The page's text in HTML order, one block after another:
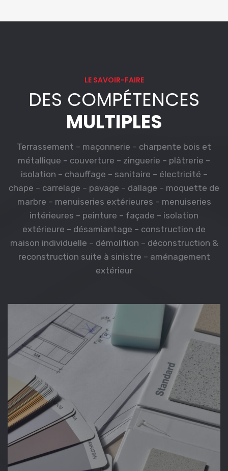
LE SAVOIR-FAIRE
DES COMPÉTENCES
MULTIPLES
Terrassement – maçonnerie – charpente bois et
métallique – couverture – zinguerie – plâtrerie –
isolation – chauffage – sanitaire – électricité –
chape – carrelage – pavage – dallage – moquette de
marbre – menuiseries extérieures – menuiseries
intérieures – peinture – façade – isolation
extérieure – désamiantage – construction de
maison individuelle – démolition – déconstruction &
reconstruction suite à sinistre – aménagement
extérieur